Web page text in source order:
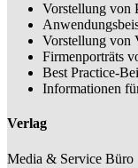
Vorstellung von
Vorstellung von
Firmenporträts
Best Practice-
Informationen
Verlag
Media & Service Büro